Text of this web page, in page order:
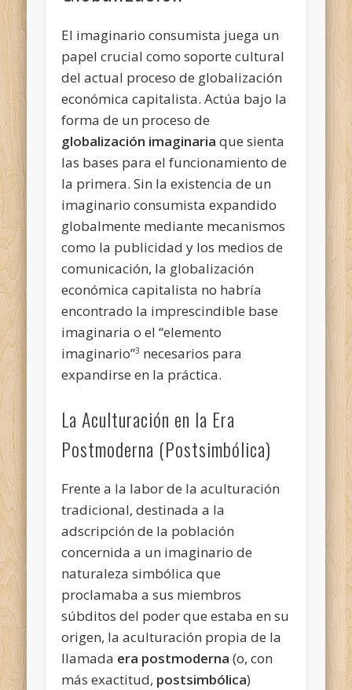
El imaginario consumista juega un
papel crucial como soporte cultural
del actual proceso de globalización
económica capitalista. Actúa bajo la
forma de un proceso de
globalización imaginaria que sienta
las bases para el funcionamiento de
la primera. Sin la existencia de un
imaginario consumista expandido
globalmente mediante mecanismos
como la publicidad y los medios de
comunicación, la globalización
económica capitalista no habría
encontrado la imprescindible base
imaginaria o el “elemento
imaginario”3 necesarios para
expandirse en la práctica.
La Aculturación en la Era
Postmoderna (Postsimbólica)
Frente a la labor de la aculturación
tradicional, destinada a la
adscripción de la población
concernida a un imaginario de
naturaleza simbólica que
proclamaba a sus miembros
súbditos del poder que estaba en su
origen, la aculturación propia de la
llamada era postmoderna (o, con
más exactitud, postsimbólica)